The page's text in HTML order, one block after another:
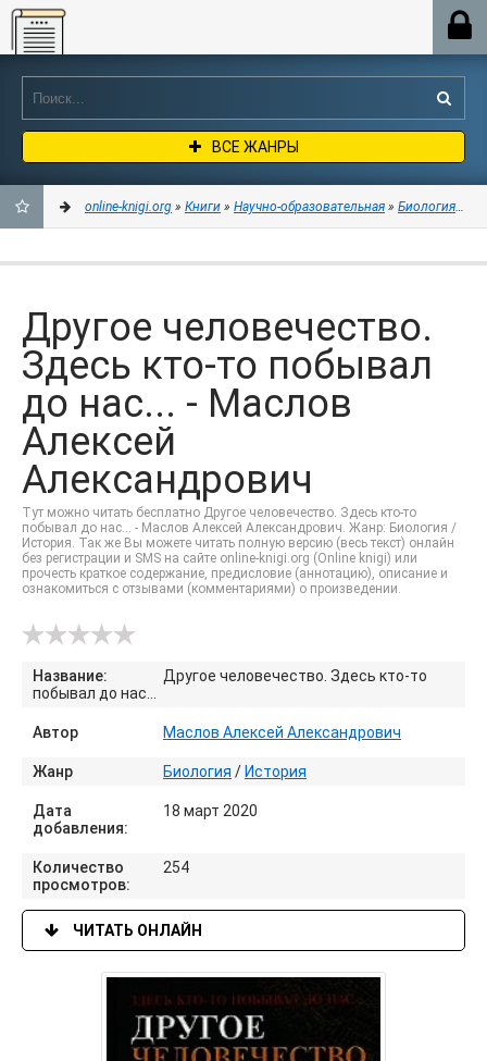
Online-knigi.org
ВСЕ ЖАНРЫ
ЗАКЛАДКИ
online-knigi.org » Книги » Научно-образовательная » Биология»
Другое человечество.
Здесь кто-то побывал
до нас... - Маслов
Алексей
Александрович
Тут можно читать бесплатно Другое человечество. Здесь кто-то
побывал до нас... - Маслов Алексей Александрович. Жанр: Биология /
История. Так же Вы можете читать полную версию (весь текст) онлайн
без регистрации и SMS на сайте online-knigi.org (Online knigi) или
прочесть краткое содержание, предисловие (аннотацию), описание и
ознакомиться с отзывами (комментариями) о произведении.
Название:
Другое человечество. Здесь кто-то
побывал до нас...
Автор Маслов Алексей Александрович
Жанр Биология / История
Дата
добавления:
18 март 2020
Количество
просмотров:
254
ЧИТАТЬ ОНЛАЙН